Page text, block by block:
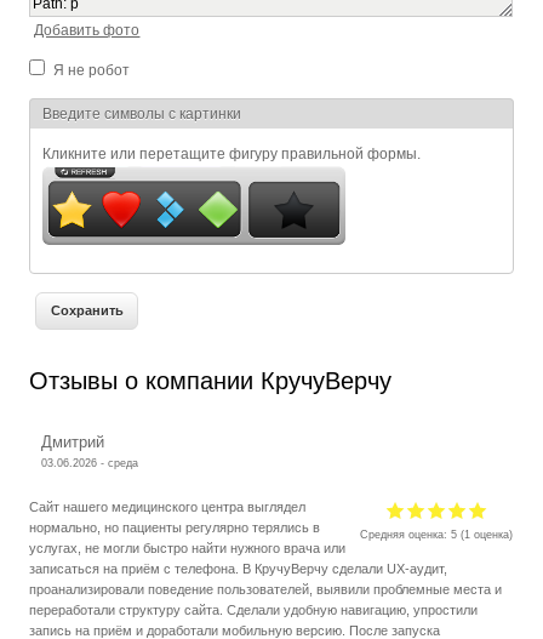
Добавить фото
Я не робот
Я спамер
Введите символы с картинки
Кликните или перетащите фигуру правильной формы.
Отзывы о компании КручуВерчу
Дмитрий
03.06.2026 - среда
Средняя оценка:5 (1 оценка)
Сайт нашего медицинского центра выглядел
нормально, но пациенты регулярно терялись в
услугах, не могли быстро найти нужного врача или
записаться на приём с телефона. В КручуВерчу сделали UX-аудит,
проанализировали поведение пользователей, выявили проблемные места и
переработали структуру сайта. Сделали удобную навигацию, упростили
запись на приём и доработали мобильную версию. После запуска